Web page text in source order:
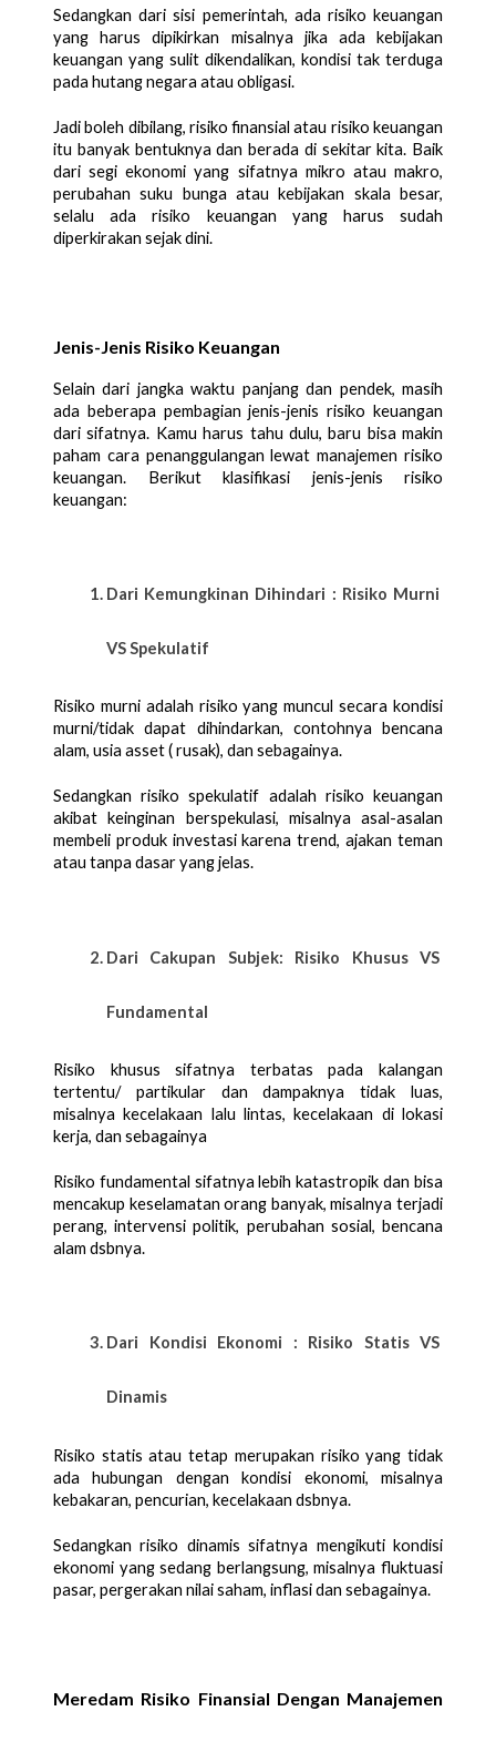
Sedangkan dari sisi pemerintah, ada risiko keuangan
yang harus dipikirkan misalnya jika ada kebijakan
keuangan yang sulit dikendalikan, kondisi tak terduga
pada hutang negara atau obligasi.
Jadi boleh dibilang, risiko finansial atau risiko keuangan
itu banyak bentuknya dan berada di sekitar kita. Baik
dari segi ekonomi yang sifatnya mikro atau makro,
perubahan suku bunga atau kebijakan skala besar,
selalu ada risiko keuangan yang harus sudah
diperkirakan sejak dini.
Jenis-Jenis Risiko Keuangan
Selain dari jangka waktu panjang dan pendek, masih
ada beberapa pembagian jenis-jenis risiko keuangan
dari sifatnya. Kamu harus tahu dulu, baru bisa makin
paham cara penanggulangan lewat manajemen risiko
keuangan. Berikut klasifikasi jenis-jenis risiko
keuangan:
Dari Kemungkinan Dihindari : Risiko Murni
VS Spekulatif
Risiko murni adalah risiko yang muncul secara kondisi
murni/tidak dapat dihindarkan, contohnya bencana
alam, usia asset ( rusak), dan sebagainya.
Sedangkan risiko spekulatif adalah risiko keuangan
akibat keinginan berspekulasi, misalnya asal-asalan
membeli produk investasi karena trend, ajakan teman
atau tanpa dasar yang jelas.
Dari Cakupan Subjek: Risiko Khusus VS
Fundamental
Risiko khusus sifatnya terbatas pada kalangan
tertentu/ partikular dan dampaknya tidak luas,
misalnya kecelakaan lalu lintas, kecelakaan di lokasi
kerja, dan sebagainya
Risiko fundamental sifatnya lebih katastropik dan bisa
mencakup keselamatan orang banyak, misalnya terjadi
perang, intervensi politik, perubahan sosial, bencana
alam dsbnya.
Dari Kondisi Ekonomi : Risiko Statis VS
Dinamis
Risiko statis atau tetap merupakan risiko yang tidak
ada hubungan dengan kondisi ekonomi, misalnya
kebakaran, pencurian, kecelakaan dsbnya.
Sedangkan risiko dinamis sifatnya mengikuti kondisi
ekonomi yang sedang berlangsung, misalnya fluktuasi
pasar, pergerakan nilai saham, inflasi dan sebagainya.
Meredam Risiko Finansial Dengan Manajemen